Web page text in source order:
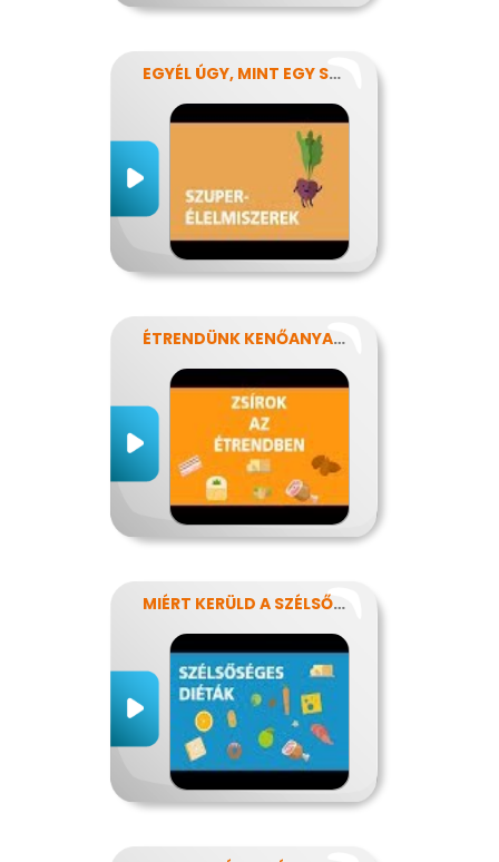
EGYÉL ÚGY, MINT EGY SZUPERHŐS!
ÉTRENDÜNK KENŐANYAGAI: A ZSÍROK
MIÉRT KERÜLD A SZÉLSŐSÉGES DIÉTÁKAT?